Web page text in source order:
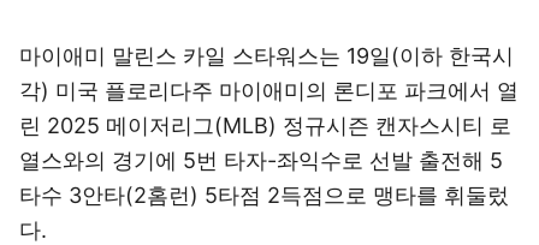
마이애미 말린스 카일 스타워스는 19일(이하 한국시
각) 미국 플로리다주 마이애미의 론디포 파크에서 열
린 2025 메이저리그(MLB) 정규시즌 캔자스시티 로
열스와의 경기에 5번 타자-좌익수로 선발 출전해 5
타수 3안타(2홈런) 5타점 2득점으로 맹타를 휘둘렀
다.